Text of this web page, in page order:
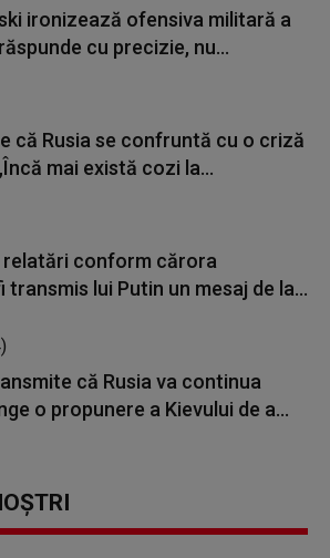
ironizează ofensiva militară a
cu precizie, nu...
că Rusia se confruntă cu o criză
mai există cozi la...
relatări conform cărora
lui Putin un mesaj de la...
că Rusia va continua
o propunere a Kievului de a...